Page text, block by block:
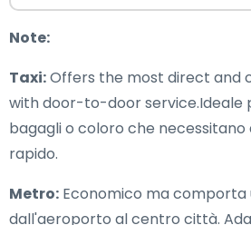
Note:
Taxi:Offers the most direct and
with door-to-door service.Ideale
bagagli o coloro che
rapido.
Metro: Economico ma
dall'aeroporto al centro città.